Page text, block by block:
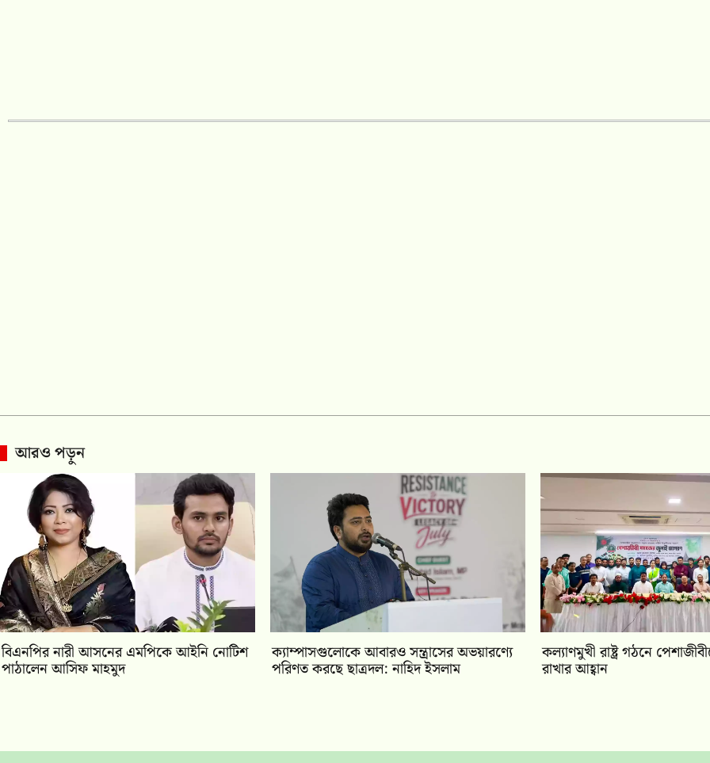
আরও পড়ুন
বিএনপির নারী আসনের এমপিকে আইনি নোটিশ
পাঠালেন আসিফ মাহমুদ
ক্যাম্পাসগুলোকে আবারও সন্ত্রাসের অভয়ারণ্যে
পরিণত করছে ছাত্রদল: নাহিদ ইসলাম
কল্যাণমুখী রাষ্ট্র গঠনে
রাখার আহ্বান